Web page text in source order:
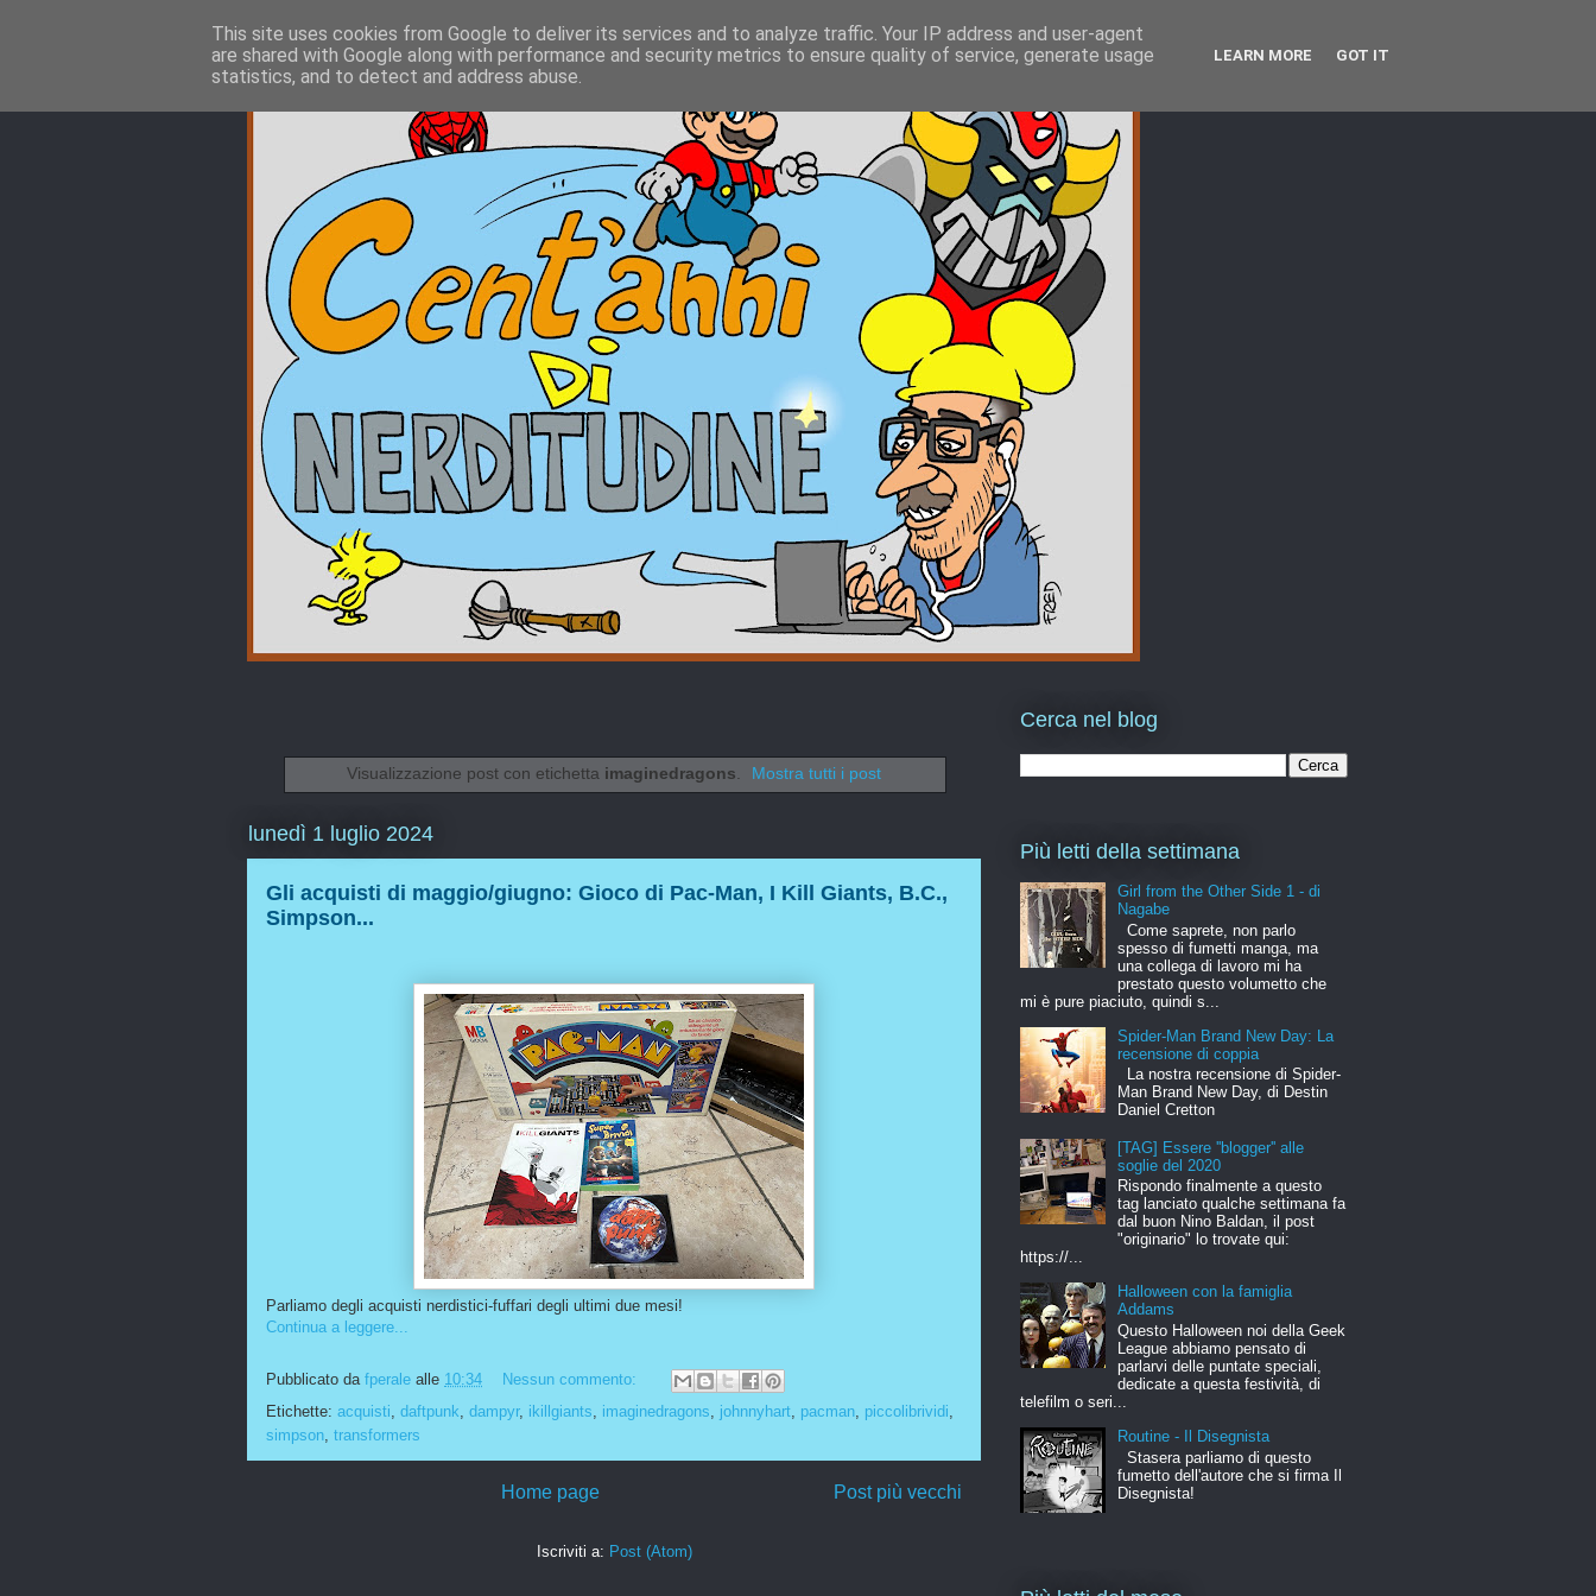
Visualizzazione post con etichetta imaginedragons. Mostra tutti i post
lunedì 1 luglio 2024
Gli acquisti di maggio/giugno: Gioco di Pac-Man, I Kill Giants, B.C.,
Simpson...
Parliamo degli acquisti nerdistici-fuffari degli ultimi due mesi!
Continua a leggere...
Pubblicato da fperale alle 10:34
Nessun commento:
Etichette: acquisti daftpunk dampyr, ikillgiants imaginedragons johnnyhart pacman piccolibrividi
simpson transformers
Post più vecchi
Home page
Iscriviti a: Post (Atom)
Cerca nel blog
Più letti della settimana
Girl from the Other Side 1 - di
Nagabe
Come saprete, non parlo
spesso di fumetti manga, ma
una collega di lavoro mi ha
prestato questo volumetto che
mi è pure piaciuto, quindi s...
Spider-Man Brand New Day: La
recensione di coppia
La nostra recensione di Spider-
Man Brand New Day, di Destin
Daniel Cretton
[TAG] Essere ''blogger'' alle
soglie del 2020
Rispondo finalmente a questo
tag lanciato qualche settimana fa
dal buon Nino Baldan, il post
"originario" lo trovate qui:
https://...
Halloween con la famiglia
Addams
Questo Halloween noi della Geek
League abbiamo pensato di
parlarvi delle puntate speciali,
dedicate a questa festività, di
telefilm o seri...
Routine - Il Disegnista
Stasera parliamo di questo
fumetto dell'autore che si firma Il
Disegnista!
This site uses cookies from Google to deliver its services and to analyze traffic. Your IP address and user-agent
are shared with Google along with performance and security metrics to ensure quality of service, generate usage
statistics, and to detect and address abuse.
LEARN MORE GOT IT